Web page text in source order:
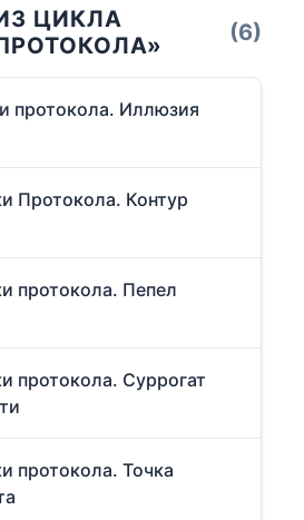
ЦИКЛА
(6)
протокола. Иллюзия
Протокола. Контур
протокола. Пепел
протокола. Суррогат
протокола. Точка